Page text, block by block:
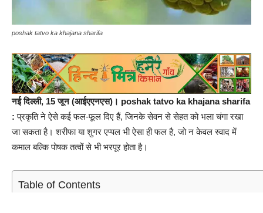
poshak tatvo ka khajana sharifa
नई दिल्ली, 15 जून (आईएएनएस)। poshak tatvo ka khajana sharifa
: प्रकृति ने ऐसे कई फल-फूल दिए हैं, जिनके सेवन से सेहत को भला चंगा रखा
जा सकता है। शरीफा या शुगर एप्पल भी ऐसा ही फल है, जो न केवल स्वाद में
कमाल बल्कि पोषक तत्वों से भी भरपूर होता है।
Table of Contents